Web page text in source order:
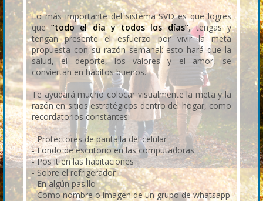
Lo más importante del sistema SVD es que logres
que“todo el día y todos los días”, tengas y
tengan presente el esfuerzo por vivir la meta
propuesta con su razón semanal: esto hará que la
salud, el deporte, los valores y el amor, se
conviertan en hábitos buenos.
Te ayudará mucho colocar visualmente la meta y la
razón en sitios estratégicos dentro del hogar, como
recordatorios constantes:
- Protectores de pantalla del celular
- Fondo de escritorio en las computadoras
- Pos it en las habitaciones
- Sobre el refrigerador
- En algún pasillo
- Como nombre o imagen de un grupo de whatsapp